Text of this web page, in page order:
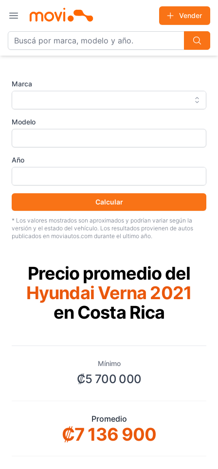
Open main menu
Vender
Marca
Modelo
Año
Calcular
* Los valores mostrados son aproximados y podrían variar según la
versión y el estado del vehículo. Los resultados provienen de autos
publicados en moviautos.com durante el ultimo año.
Precio promedio del
Hyundai Verna 2021
en Costa Rica
Mínimo
₡5 700 000
Promedio
₡7 136 900